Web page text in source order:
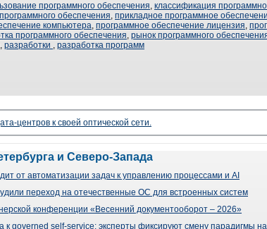
программного обеспечения, классификация
обеспечения, прикладное программное
компьютера, программное обеспечение лицензия,
программного обеспечения, рынок программного
, разработки , разработка программ
центров к своей оптической сети.
и Северо-Запада
от автоматизации задач к управлению процессами и AI
переход на отечественные ОС для встроенных систем
конференции «Весенний документооборот – 2026»
к governed self-service: эксперты фиксируют смену парадигмы